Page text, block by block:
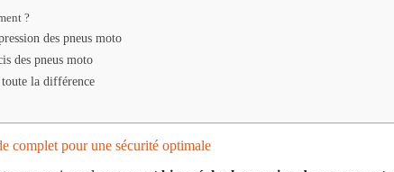
?
des pneus moto
des pneus moto
la différence
complet pour une sécurité optimale